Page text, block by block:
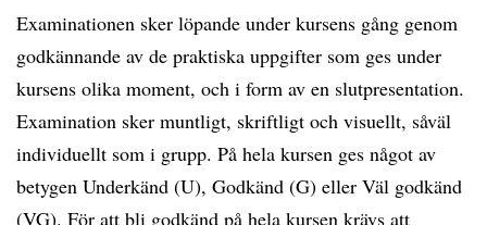
Examinationen sker löpande under kursens gång genom
godkännande av de praktiska uppgifter som ges under
kursens olika moment, och i form av en slutpresentation.
Examination sker muntligt, skriftligt och visuellt, såväl
individuellt som i grupp. På hela kursen ges något av
betygen Underkänd (U), Godkänd (G) eller Väl godkänd
(VG). För att bli godkänd på hela kursen krävs att